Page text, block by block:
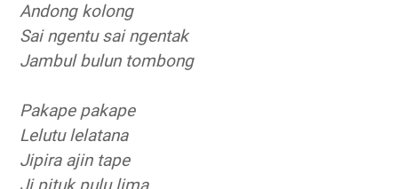
Andong kolong
Sai ngentu sai ngentak
Jambul bulun tombong
Pakape pakape
Lelutu lelatana
Jipira ajin tape